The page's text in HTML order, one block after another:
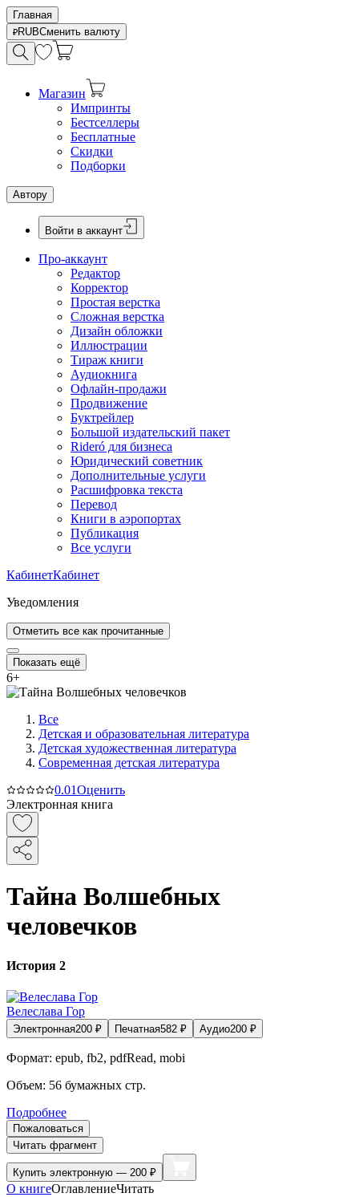
Главная
RUBСменить валюту
Магазин
Импринты
Бестселлеры
Бесплатные
Скидки
Подборки
Автору
Войти в аккаунт
Про-аккаунт
Редактор
Корректор
Простая верстка
Сложная верстка
Дизайн обложки
Иллюстрации
Тираж книги
Аудиокнига
Офлайн-продажи
Продвижение
Буктрейлер
Большой издательский пакет
Rideró для бизнеса
Юридический советник
Дополнительные услуги
Расшифровка текста
Перевод
Книги в аэропортах
Публикация
Все услуги
КабинетКабинет
Уведомления
Отметить все как прочитанные
Показать ещё
6+
Все
Детская и образовательная литература
Детская художественная литература
Современная детская литература
0.01Оценить
Электронная книга
Тайна Волшебных
человечков
История 2
Велеслава Гор
Электронная200 ₽ Печатная582 ₽ Аудио200 ₽
Формат: epub, fb2, pdfRead, mobi
Объем: 56 бумажных стр.
Подробнее
Пожаловаться
Читать фрагмент
Купить электронную — 200 ₽
О книгеОглавлениеЧитать